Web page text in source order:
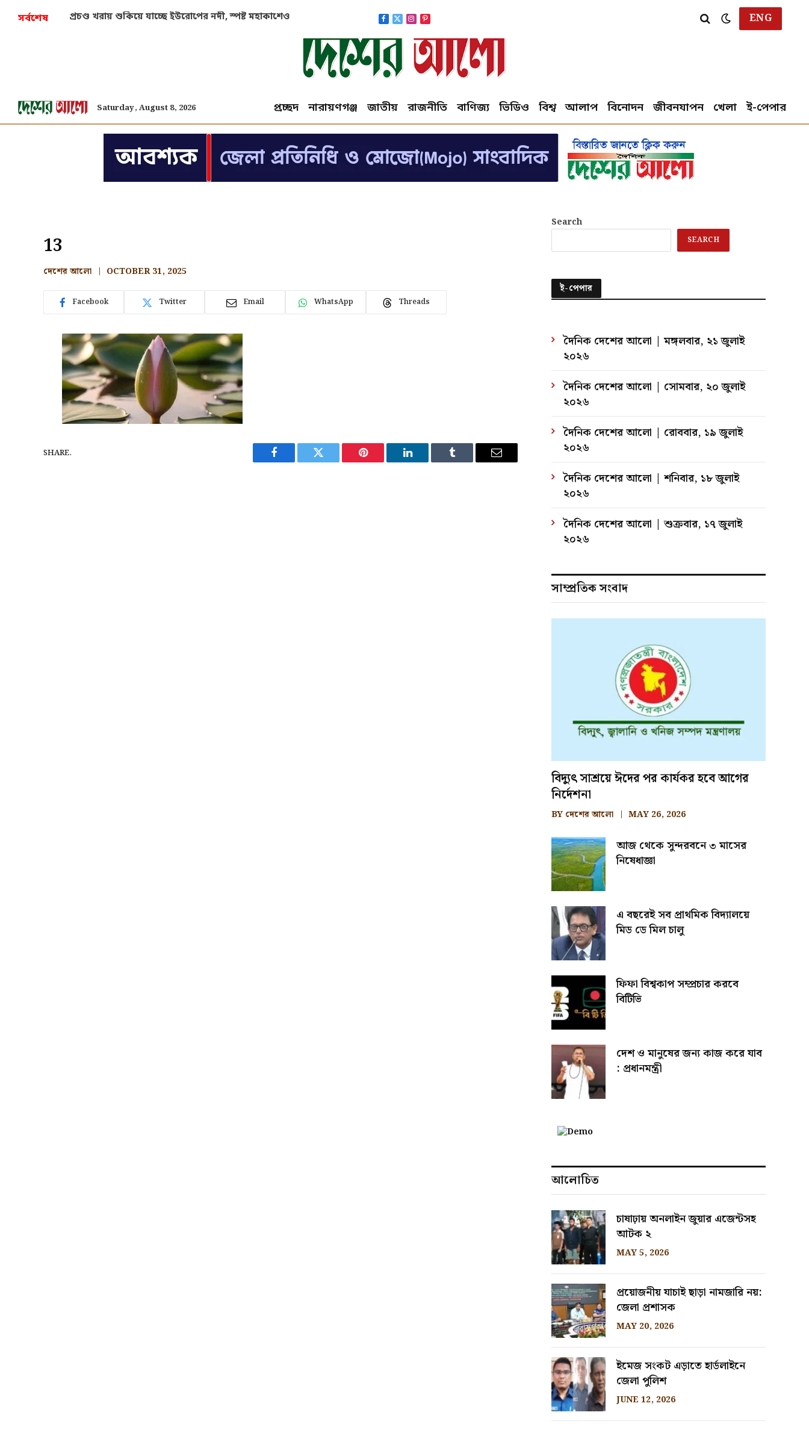
সর্বশেষ প্রচণ্ড খরায় শুকিয়ে যাচ্ছে ইউরোপের নদী, স্পষ্ট মহাকাশেও
Facebook
X
(Twitter)
Instagram
Pinterest ENG
Saturday, August 8, 2026 প্রচ্ছদ নারায়ণগঞ্জ জাতীয় রাজনীতি বাণিজ্য ভিডিও বিশ্ব আলাপ বিনোদন জীবনযাপন খেলা ই-পেপার
13
দেশের আলো OCTOBER 31, 2025
Facebook Twitter Email WhatsApp Threads
SHARE.
Facebook Twitter Pinterest LinkedIn Tumblr Email
Search
SEARCH
ই-পেপার
দৈনিক দেশের আলো | মঙ্গলবার, ২১ জুলাই
২০২৬
দৈনিক দেশের আলো | সোমবার, ২০ জুলাই
২০২৬
দৈনিক দেশের আলো | রোববার, ১৯ জুলাই
২০২৬
দৈনিক দেশের আলো | শনিবার, ১৮ জুলাই
২০২৬
দৈনিক দেশের আলো | শুক্রবার, ১৭ জুলাই
২০২৬
সাম্প্রতিক সংবাদ
বিদ্যুৎ সাশ্রয়ে ঈদের পর কার্যকর হবে আগের
নির্দেশনা
BY দেশের আলো MAY 26, 2026
আজ থেকে সুন্দরবনে ৩ মাসের
নিষেধাজ্ঞা
এ বছরেই সব প্রাথমিক বিদ্যালয়ে
মিড ডে মিল চালু
ফিফা বিশ্বকাপ সম্প্রচার করবে
বিটিভি
দেশ ও মানুষের জন্য কাজ করে যাব
: প্রধানমন্ত্রী
আলোচিত
চাষাঢ়ায় অনলাইন জুয়ার এজেন্টসহ
আটক ২
MAY 5, 2026
প্রয়োজনীয় যাচাই ছাড়া নামজারি নয়:
জেলা প্রশাসক
MAY 20, 2026
ইমেজ সংকট এড়াতে হার্ডলাইনে
জেলা পুলিশ
JUNE 12, 2026